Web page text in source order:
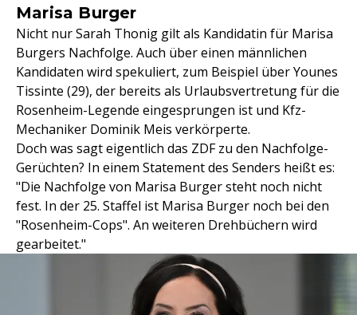
Marisa Burger
Nicht nur Sarah Thonig gilt als Kandidatin für Marisa
Burgers Nachfolge. Auch über einen männlichen
Kandidaten wird spekuliert, zum Beispiel über Younes
Tissinte (29), der bereits als Urlaubsvertretung für die
Rosenheim-Legende eingesprungen ist und Kfz-
Mechaniker Dominik Meis verkörperte.
Doch was sagt eigentlich das ZDF zu den Nachfolge-
Gerüchten? In einem Statement des Senders heißt es:
"Die Nachfolge von Marisa Burger steht noch nicht
fest. In der 25. Staffel ist Marisa Burger noch bei den
"Rosenheim-Cops". An weiteren Drehbüchern wird
gearbeitet."